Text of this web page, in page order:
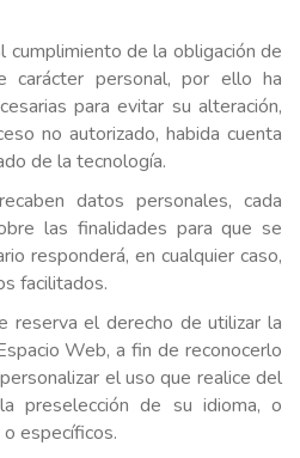
cumplimiento de la obligación de
personal, por ello ha
para evitar su alteración,
no autorizado, habida cuenta
de la tecnología.
datos personales, cada
las finalidades para que se
responderá, en cualquier caso,
facilitados.
reserva el derecho de utilizar la
Web, a fin de reconocerlo
el uso que realice del
preselección de su idioma, o
específicos.